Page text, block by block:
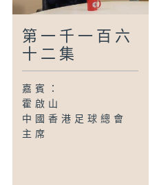
第一千一百六
十二集
嘉賓：
霍啟山
中國香港足球總會
主席